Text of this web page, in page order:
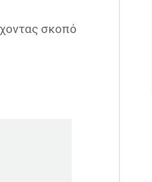
σκοπό